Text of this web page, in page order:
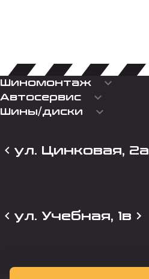
Шиномонтаж keyboard_arrow_down
Автосервис keyboard_arrow_down
Шины/диски keyboard_arrow_down
ул. Цинковая, 2а
ул. Учебная, 1в